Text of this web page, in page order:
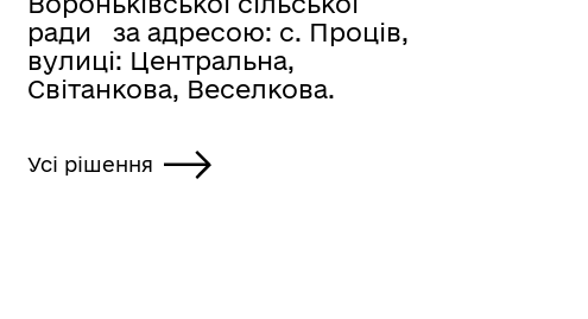
ради за адресою: с. Проців,
вулиці: Центральна,
Світанкова, Веселкова.
Усі рішення